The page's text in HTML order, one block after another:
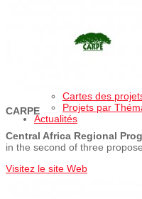
Galerie des photos
Cartothèque
Cartes des
Projets par
Actualités
CARPE
Central Africa Regional
in the second of three
Visitez le site Web